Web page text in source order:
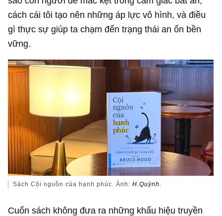
cách cái tôi tạo nên những áp lực vô hình, và điều
gì thực sự giúp ta chạm đến trạng thái an ổn bền
vững.
Sách Cội nguồn của hạnh phúc. Ảnh:H.Quỳnh.
Cuốn sách không đưa ra những khẩu hiệu truyền